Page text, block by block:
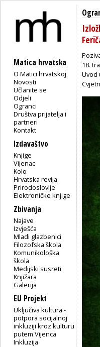
Matica hrvatska
O Matici hrvatskoj
Novosti
Učlanite se
Odjeli
Ogranci
Društva prijatelja i
partneri
Kontakt
Izdavaštvo
Knjige
Vijenac
Kolo
Hrvatska revija
Prirodoslovlje
Elektroničke knjige
Zbivanja
Najave
Izvješća
Mladi glazbenici
Filozofska škola
Komunikološka
škola
Medijski susreti
Knjižara
Galerija
EU Projekt
Uključiva kultura -
potpora socijalnoj
inkluziji kroz kulturu
putem Vijenca
Inkluzija
18.
Uvod